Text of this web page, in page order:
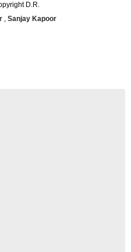
D.R.
, Sanjay Kapoor